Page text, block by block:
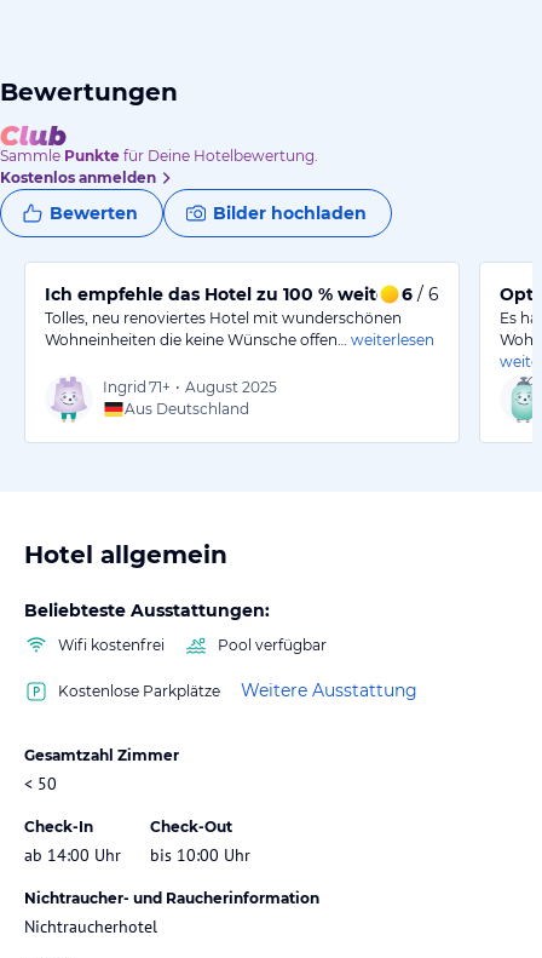
Bewertungen
Sammle Punkte für Deine Hotelbewertung.
Kostenlos anmelden
Bewerten Bilder hochladen
Ich empfehle das Hotel zu 100 % weiter und komme g
6 / 6
Tolles, neu renoviertes Hotel mit wunderschönen
Wohneinheiten die keine Wünsche offen…
weiterlesen
Ingrid 71+ • August 2025
Aus Deutschland
Es
Hotel allgemein
Beliebteste Ausstattungen:
Wifi kostenfrei Pool verfügbar
Kostenlose Parkplätze Weitere Ausstattung
Gesamtzahl Zimmer
< 50
Check-In
ab 14:00 Uhr
Check-Out
bis 10:00 Uhr
Nichtraucher- und Raucherinformation
Nichtraucherhotel